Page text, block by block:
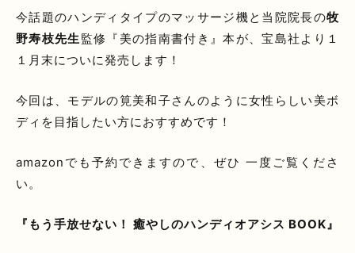
今話題のハンディタイプのマッサージ機と当院院長の牧
野寿枝先生監修『美の指南書付き』本が、宝島社より１
１月末についに発売します！
今回は、モデルの筧美和子さんのように女性らしい美ボ
ディを目指したい方におすすめです！
amazonでも予約できますので、ぜひ 一度ご覧くださ
い。
『もう手放せない！ 癒やしのハンディオアシス BOOK』